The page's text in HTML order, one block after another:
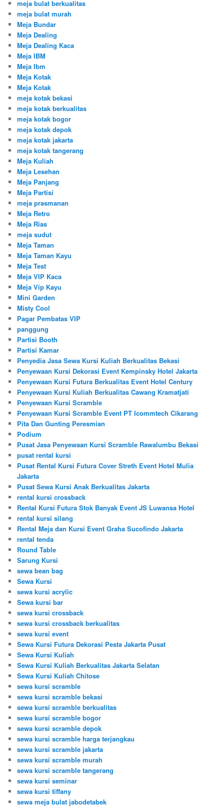
meja bulat berkualitas
meja bulat murah
Meja Bundar
Meja Dealing
Meja Dealing Kaca
Meja IBM
Meja Ibm
Meja Kotak
Meja Kotak
meja kotak bekasi
meja kotak berkualitas
meja kotak bogor
meja kotak depok
meja kotak jakarta
meja kotak tangerang
Meja Kuliah
Meja Lesehan
Meja Panjang
Meja Partisi
meja prasmanan
Meja Retro
Meja Rias
meja sudut
Meja Taman
Meja Taman Kayu
Meja Test
Meja VIP Kaca
Meja Vip Kayu
Mini Garden
Misty Cool
Pagar Pembatas VIP
panggung
Partisi Booth
Partisi Kamar
Penyedia Jasa Sewa Kursi Kuliah Berkualitas Bekasi
Penyewaan Kursi Dekorasi Event Kempinsky Hotel Jakarta
Penyewaan Kursi Futura Berkualitas Event Hotel Century
Penyewaan Kursi Kuliah Berkualitas Cawang Kramatjati
Penyewaan Kursi Scramble
Penyewaan Kursi Scramble Event PT Icommtech Cikarang
Pita Dan Gunting Peresmian
Podium
Pusat Jasa Penyewaan Kursi Scramble Rawalumbu Bekasi
pusat rental kursi
Pusat Rental Kursi Futura Cover Streth Event Hotel Mulia
Jakarta
Pusat Sewa Kursi Anak Berkualitas Jakarta
rental kursi crossback
Rental Kursi Futura Stok Banyak Event JS Luwansa Hotel
rental kursi silang
Rental Meja dan Kursi Event Graha Sucofindo Jakarta
rental tenda
Round Table
Sarung Kursi
sewa bean bag
Sewa Kursi
sewa kursi acrylic
Sewa kursi bar
sewa kursi crossback
sewa kursi crossback berkualitas
sewa kursi event
Sewa Kursi Futura Dekorasi Pesta Jakarta Pusat
Sewa Kursi Kuliah
Sewa Kursi Kuliah Berkualitas Jakarta Selatan
Sewa Kursi Kuliah Chitose
sewa kursi scramble
sewa kursi scramble bekasi
sewa kursi scramble berkualitas
sewa kursi scramble bogor
sewa kursi scramble depok
sewa kursi scramble harga terjangkau
sewa kursi scramble jakarta
sewa kursi scramble murah
sewa kursi scramble tangerang
sewa kursi seminar
sewa kursi tiffany
sewa meja bulat jabodetabek